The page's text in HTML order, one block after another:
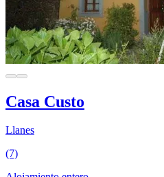
Casa Custo
Llanes
(7)